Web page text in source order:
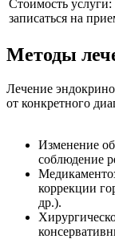
Стоимость услуги:
записаться на
Методы
Лечение
от конкретного
Изменение
соблюдение
коррекции
др.).